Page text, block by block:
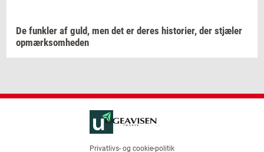
De funk­ler af guld, men det er deres hi­sto­ri­er, der stjæ­ler
op­mærk­som­he­den
Privatlivs- og cookie-politik